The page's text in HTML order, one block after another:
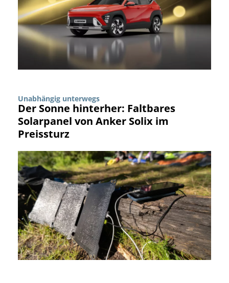
Unabhängig unterwegs
Der Sonne hinterher: Faltbares
Solarpanel von Anker Solix im
Preissturz